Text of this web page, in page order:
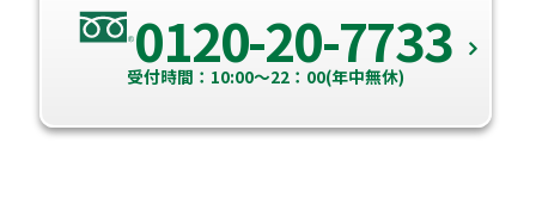
0120-20-7733
受付時間：10:00～22：00(年中無休)